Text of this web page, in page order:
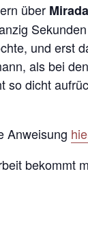
über Mirada
und erst
als bei
dicht
Anweisung
bekommt